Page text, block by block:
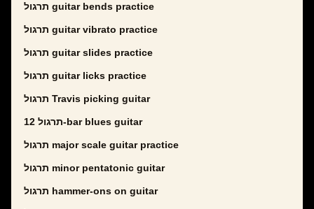
תרגול guitar bends practice
תרגול guitar vibrato practice
תרגול guitar slides practice
תרגול guitar licks practice
תרגול Travis picking guitar
תרגול 12-bar blues guitar
תרגול major scale guitar practice
תרגול minor pentatonic guitar
תרגול hammer-ons on guitar